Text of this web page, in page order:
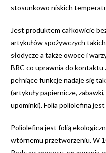
stosunkowo niskich
Jest produktem całkowicie
artykułów spożywczych
słodycze a także owoce i
BRC co uprawnia do kontaktu
pełniące funkcje nadaje się
(artykuły papiernicze,
upominki). Folia poliolefina
Poliolefina jest folią
wtórnemu przetworzeniu. W